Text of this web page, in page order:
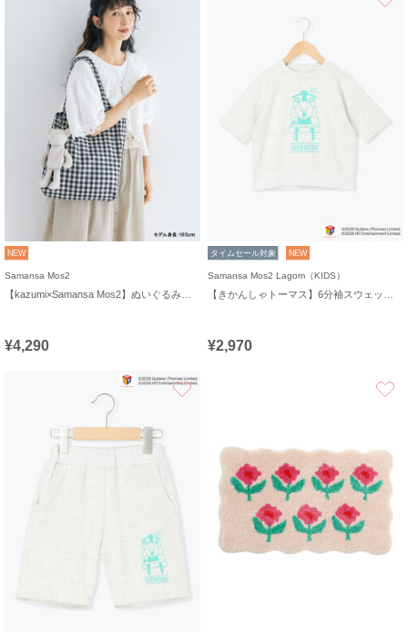
NEW
Samansa Mos2
¥4,290
タイムセール対象 NEW
Samansa Mos2 Lagom（KIDS）
¥2,970